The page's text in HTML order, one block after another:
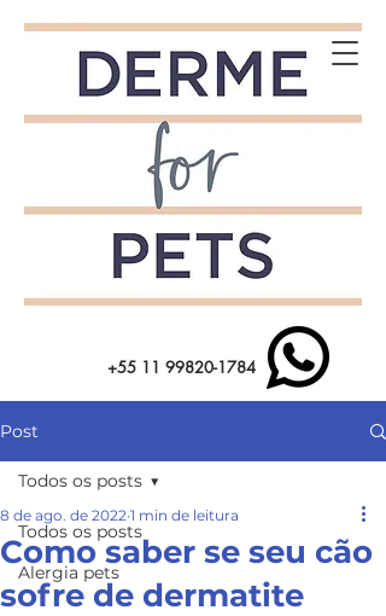
+55 11 99820-1784
Post
Todos os posts
Alergia pets
Todos os posts
Como saber se seu cão
sofre de dermatite
8 de ago. de 2022 1 min de leitura